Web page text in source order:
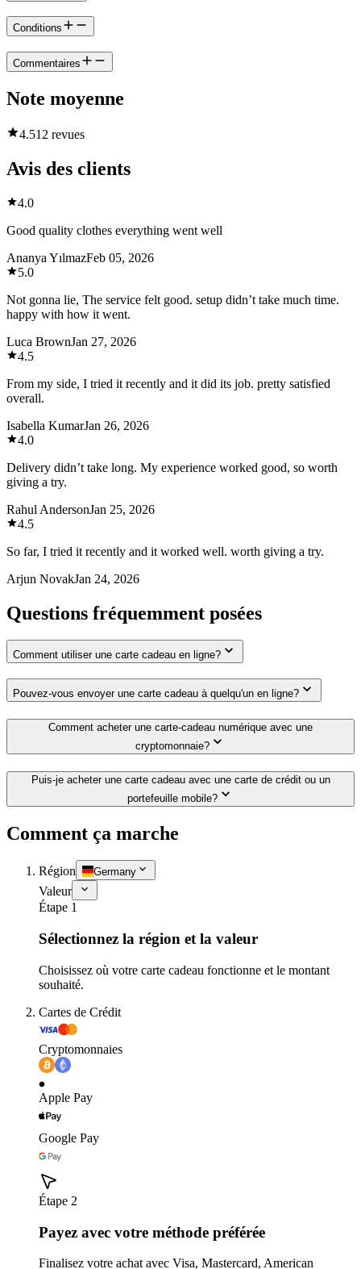
Conditions
Commentaires
Note moyenne
4.512 revues
Avis des clients
4.0
Good quality clothes everything went well
Ananya YılmazFeb 05, 2026
5.0
Not gonna lie, The service felt good. setup didn’t take much time.
happy with how it went.
Luca BrownJan 27, 2026
4.5
From my side, I tried it recently and it did its job. pretty satisfied
overall.
Isabella KumarJan 26, 2026
4.0
Delivery didn’t take long. My experience worked good, so worth
giving a try.
Rahul AndersonJan 25, 2026
4.5
So far, I tried it recently and it worked well. worth giving a try.
Arjun NovakJan 24, 2026
Questions fréquemment posées
Comment utiliser une carte cadeau en ligne?
Pouvez-vous envoyer une carte cadeau à quelqu'un en ligne?
Comment acheter une carte-cadeau numérique avec une
cryptomonnaie?
Puis-je acheter une carte cadeau avec une carte de crédit ou un
portefeuille mobile?
Comment ça marche
Région Germany
Valeur
Étape 1
Sélectionnez la région et la valeur
Choisissez où votre carte cadeau fonctionne et le montant
souhaité.
Cartes de Crédit
Cryptomonnaies
Apple Pay
Google Pay
Étape 2
Payez avec votre méthode préférée
Finalisez votre achat avec Visa, Mastercard, American